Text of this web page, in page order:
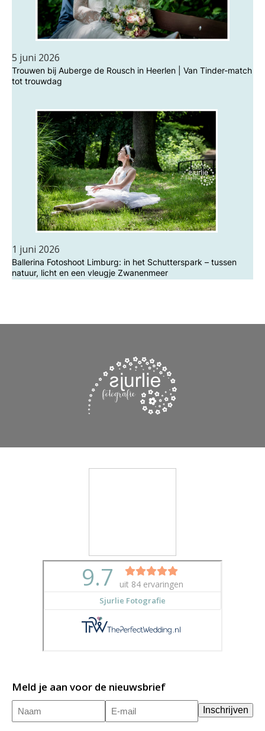
5 juni 2026
Trouwen bij Auberge de Rousch in Heerlen | Van Tinder-match
tot trouwdag
1 juni 2026
Ballerina Fotoshoot Limburg: in het Schutterspark – tussen
natuur, licht en een vleugje Zwanenmeer
Meld je aan voor de nieuwsbrief
Naam
E-
mailadres(Vereist)
Inschrijven